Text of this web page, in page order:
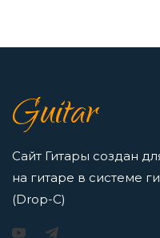
Последствия любви
Просмотров: 16422 чел.
Перейти
Игорь Растеряев —
Guitar
Сайт Гитары создан
на гитаре в системе
(Drop-C)